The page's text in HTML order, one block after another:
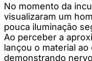
No momento da
visualizaram um
pouca iluminação
Ao perceber a
lançou o material
demonstrando